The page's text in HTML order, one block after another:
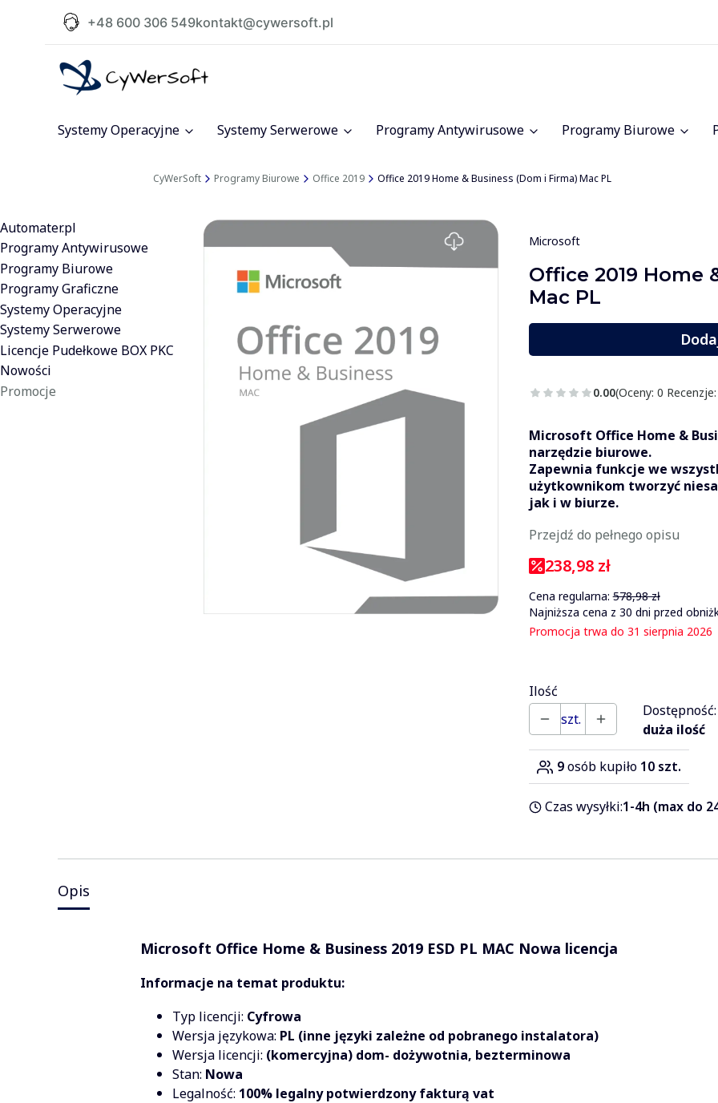
+48 600 306 549kontakt@cywersoft.pl
Systemy Operacyjne Systemy Serwerowe Programy Antywirusowe Programy Biurowe
CyWerSoft Programy Biurowe Office 2019 Office 2019 Home & Business (Dom i Firma) Mac PL
Automater.pl
Programy Antywirusowe
Programy Biurowe
Programy Graficzne
Systemy Operacyjne
Systemy Serwerowe
Licencje Pudełkowe BOX PKC
Nowości
Promocje
Microsoft
Office 2019 Home
Mac PL
0.00(Oceny: 0
Microsoft Office Home &
narzędzie biurowe.
Zapewnia funkcje we
użytkownikom tworzyć
jak i w biurze.
Przejdź do pełnego opisu
238,98 zł
Cena regularna: 578,98 zł
Najniższa cena z 30 dni przed
Promocja trwa do 31 sierpnia 2026
Ilość
szt.
Dostępność:
duża ilość
9osób kupiło 10 szt.
Czas wysyłki:1-4h (max do
Opis
Microsoft Office Home & Business 2019 ESD PL MAC Nowa licencja
Informacje na temat produktu:
Typ licencji: Cyfrowa
Wersja językowa: PL (inne języki zależne od pobranego instalatora)
Wersja licencji: (komercyjna) dom- dożywotnia, bezterminowa
Stan: Nowa
Legalność: 100% legalny potwierdzony fakturą vat